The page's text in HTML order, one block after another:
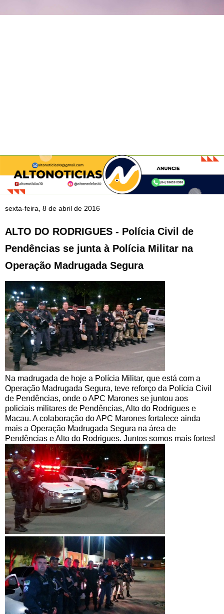
sexta-feira, 8 de abril de 2016
ALTO DO RODRIGUES - Polícia Civil de
Pendências se junta à Polícia Militar na
Operação Madrugada Segura
Na madrugada de hoje a Polícia Militar, que está com a
Operação Madrugada Segura, teve reforço da Polícia Civil
de Pendências, onde o APC Marones se juntou aos
policiais militares de Pendências, Alto do Rodrigues e
Macau. A colaboração do APC Marones fortalece ainda
mais a Operação Madrugada Segura na área de
Pendências e Alto do Rodrigues. Juntos somos mais fortes!